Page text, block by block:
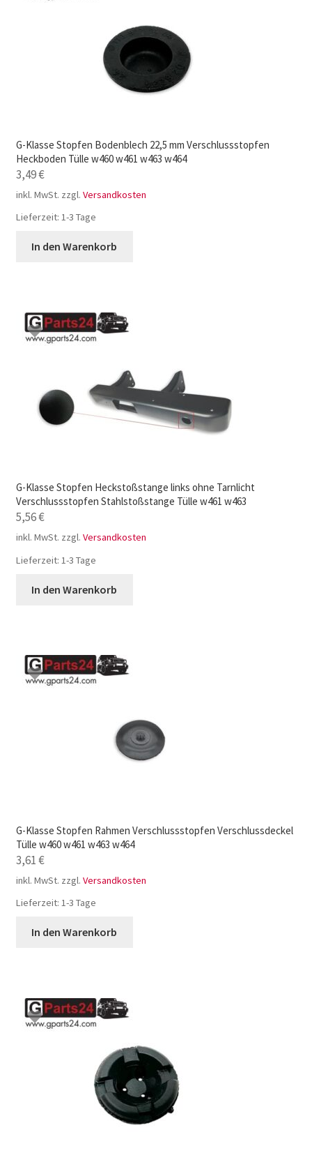
G-Klasse Stopfen Bodenblech 22,5 mm Verschlussstopfen
Heckboden Tülle w460 w461 w463 w464
3,49€
inkl. MwSt. zzgl. Versandkosten
Lieferzeit: 1-3 Tage
In den Warenkorb
G-Klasse Stopfen Heckstoßstange links ohne Tarnlicht
Verschlussstopfen Stahlstoßstange Tülle w461 w463
5,56€
inkl. MwSt. zzgl. Versandkosten
Lieferzeit: 1-3 Tage
In den Warenkorb
G-Klasse Stopfen Rahmen Verschlussstopfen Verschlussdeckel
Tülle w460 w461 w463 w464
3,61€
inkl. MwSt. zzgl. Versandkosten
Lieferzeit: 1-3 Tage
In den Warenkorb